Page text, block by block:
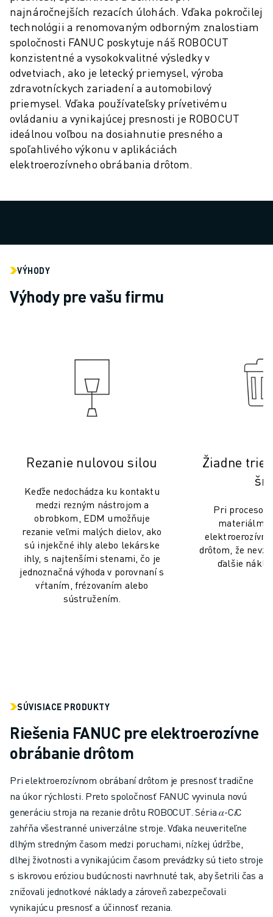
PRÍPADOVÉ ŠTÚDIE
RIEŠENIA
ODVETVIA
VŠETKY ODVETVIA
LETECKÝ PRIEMYSEL
AUTOMOBILOVÝ PRIEMYSEL
ELEKTRICKÉ VOZIDLÁ
ELEKTRONIKA
POTRAVINY A NÁPOJE
MEDICÍNSKE ODVETVIE
APLIKÁCIE
MONTÁŽ
CNC FRÉZOVANIE
MANIPULÁCIA S MATERIÁLOM
REZANIE DRÔTU ELEKTROEROZÍVNYM OBRÁBANÍM (EDM)
ZÁKAZNÍCKY SERVIS
STAROSTLIVOSŤ O ZÁKAZNÍKOV
PLÁNY SPOLOČNOSTI FANUC
MIESTO A ÚDRŽBA
VZDIALENÁ TECHNICKÁ PODPORA
NÁHRADNÉ DIELY
REMANUFACTURING - OPRAVA
NÁSTROJE DIGITÁLNYCH SLUŽIEB
WORLDSKILLS & YOUNG TALENTS - SVETOVÉ SKÚSENOSTI &
VZDELÁVACIE PODUJATIA
SPRÁVY A MÉDIÁ
SPRÁVY A MÉDIÁ
PODUJATIA
VZDELÁVACIE PODUJATIA
O SPOLOČNOSTI FANUC
O SPOLOČNOSTI FANUC
FANUC V EURÓPE
NAŠE LOKALITY
UDRŽATEĽNOSŤ
KARIÉRA
TVORTE SVOJU BUDÚCNOSŤ SO SPOLOČNOSŤOU FANUC
najnáročnejších rezacích úlohách. Vďaka pokročilej
technológii a renomovaným odborným znalostiam
spoločnosti FANUC poskytuje náš ROBOCUT
konzistentné a vysokokvalitné výsledky v
odvetviach, ako je letecký priemysel, výroba
zdravotníckych zariadení a automobilový
priemysel. Vďaka používateľsky prívetivému
ovládaniu a vynikajúcej presnosti je ROBOCUT
ideálnou voľbou na dosiahnutie presného a
spoľahlivého výkonu v aplikáciách
elektroerozívneho obrábania drôtom.
VÝHODY
Výhody pre vašu firmu
Rezanie nulovou silou
Keďže nedochádza ku kontaktu
medzi rezným nástrojom a
obrobkom, EDM umožňuje
rezanie veľmi malých dielov, ako
sú injekčné ihly alebo lekárske
ihly, s najtenšími stenami, čo je
jednoznačná výhoda v porovnaní s
vŕtaním, frézovaním alebo
sústružením.
Žiadne
Pri
materiálmi
drôtom, že
ďalšie
SÚVISIACE PRODUKTY
Riešenia FANUC pre elektroerozívne
obrábanie drôtom
Pri elektroerozívnom obrábaní drôtom je presnosť tradične
na úkor rýchlosti. Preto spoločnosť FANUC vyvinula novú
generáciu stroja na rezanie drôtu ROBOCUT. Séria 𝛼-C𝑖C
zahŕňa všestranné univerzálne stroje. Vďaka neuveriteľne
dlhým stredným časom medzi poruchami, nízkej údržbe,
dlhej životnosti a vynikajúcim časom prevádzky sú tieto stroje
s iskrovou eróziou budúcnosti navrhnuté tak, aby šetrili čas a
znižovali jednotkové náklady a zároveň zabezpečovali
vynikajúcu presnosť a účinnosť rezania.